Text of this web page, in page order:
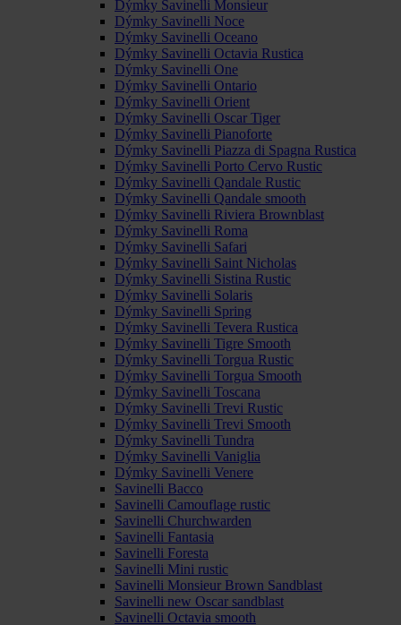
Dýmky Savinelli Monsieur
Dýmky Savinelli Noce
Dýmky Savinelli Oceano
Dýmky Savinelli Octavia Rustica
Dýmky Savinelli One
Dýmky Savinelli Ontario
Dýmky Savinelli Orient
Dýmky Savinelli Oscar Tiger
Dýmky Savinelli Pianoforte
Dýmky Savinelli Piazza di Spagna Rustica
Dýmky Savinelli Porto Cervo Rustic
Dýmky Savinelli Qandale Rustic
Dýmky Savinelli Qandale smooth
Dýmky Savinelli Riviera Brownblast
Dýmky Savinelli Roma
Dýmky Savinelli Safari
Dýmky Savinelli Saint Nicholas
Dýmky Savinelli Sistina Rustic
Dýmky Savinelli Solaris
Dýmky Savinelli Spring
Dýmky Savinelli Tevera Rustica
Dýmky Savinelli Tigre Smooth
Dýmky Savinelli Torgua Rustic
Dýmky Savinelli Torgua Smooth
Dýmky Savinelli Toscana
Dýmky Savinelli Trevi Rustic
Dýmky Savinelli Trevi Smooth
Dýmky Savinelli Tundra
Dýmky Savinelli Vaniglia
Dýmky Savinelli Venere
Savinelli Bacco
Savinelli Camouflage rustic
Savinelli Churchwarden
Savinelli Fantasia
Savinelli Foresta
Savinelli Mini rustic
Savinelli Monsieur Brown Sandblast
Savinelli new Oscar sandblast
Savinelli Octavia smooth